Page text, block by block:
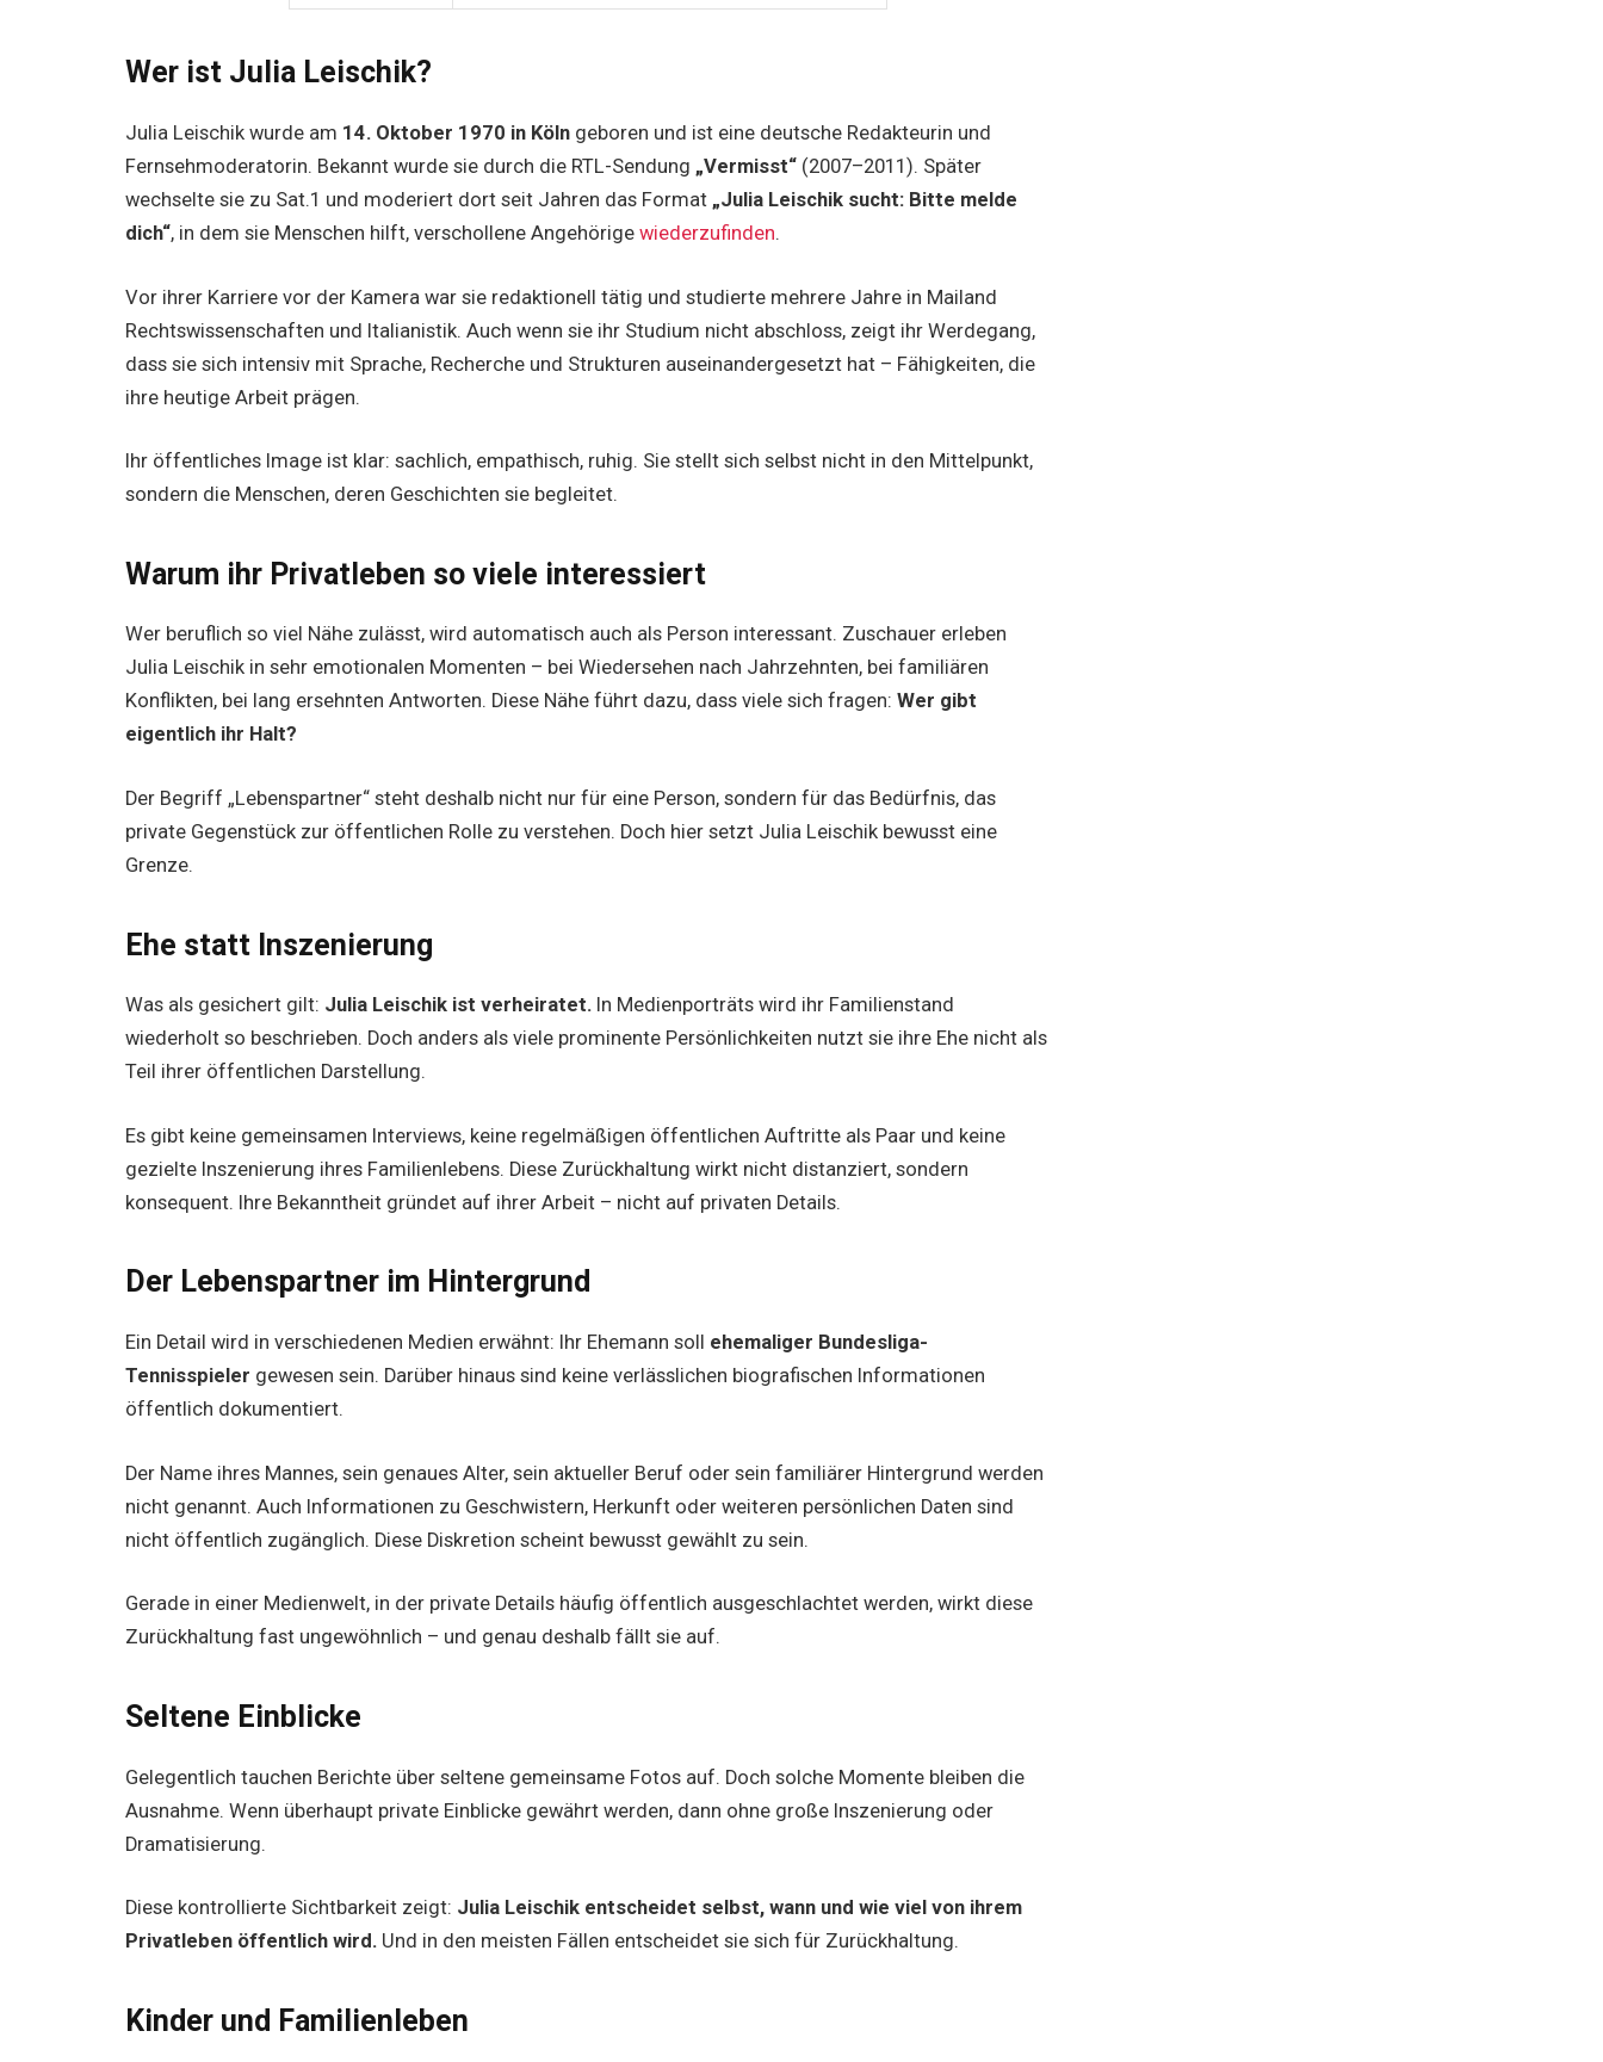
Wer ist Julia Leischik?
Julia Leischik wurde am 14. Oktober 1970 in Köln geboren und ist eine deutsche Redakteurin und
Fernsehmoderatorin. Bekannt wurde sie durch die RTL-Sendung „Vermisst“ (2007–2011). Später
wechselte sie zu Sat.1 und moderiert dort seit Jahren das Format „Julia Leischik sucht: Bitte melde
dich“, in dem sie Menschen hilft, verschollene Angehörigewiederzufinden.
Vor ihrer Karriere vor der Kamera war sie redaktionell tätig und studierte mehrere Jahre in Mailand
Rechtswissenschaften und Italianistik. Auch wenn sie ihr Studium nicht abschloss, zeigt ihr Werdegang,
dass sie sich intensiv mit Sprache, Recherche und Strukturen auseinandergesetzt hat – Fähigkeiten, die
ihre heutige Arbeit prägen.
Ihr öffentliches Image ist klar: sachlich, empathisch, ruhig. Sie stellt sich selbst nicht in den Mittelpunkt,
sondern die Menschen, deren Geschichten sie begleitet.
Warum ihr Privatleben so viele interessiert
Wer beruflich so viel Nähe zulässt, wird automatisch auch als Person interessant. Zuschauer erleben
Julia Leischik in sehr emotionalen Momenten – bei Wiedersehen nach Jahrzehnten, bei familiären
Konflikten, bei lang ersehnten Antworten. Diese Nähe führt dazu, dass viele sich fragen:Wer gibt
eigentlich ihr Halt?
Der Begriff „Lebenspartner“ steht deshalb nicht nur für eine Person, sondern für das Bedürfnis, das
private Gegenstück zur öffentlichen Rolle zu verstehen. Doch hier setzt Julia Leischik bewusst eine
Grenze.
Ehe statt Inszenierung
Was als gesichert gilt: Julia Leischik ist verheiratet. In Medienporträts wird ihr Familienstand
wiederholt so beschrieben. Doch anders als viele prominente Persönlichkeiten nutzt sie ihre Ehe nicht als
Teil ihrer öffentlichen Darstellung.
Es gibt keine gemeinsamen Interviews, keine regelmäßigen öffentlichen Auftritte als Paar und keine
gezielte Inszenierung ihres Familienlebens. Diese Zurückhaltung wirkt nicht distanziert, sondern
konsequent. Ihre Bekanntheit gründet auf ihrer Arbeit – nicht auf privaten Details.
Der Lebenspartner im Hintergrund
Ein Detail wird in verschiedenen Medien erwähnt: Ihr Ehemann soll ehemaliger Bundesliga-
Tennisspieler gewesen sein. Darüber hinaus sind keine verlässlichen biografischen Informationen
öffentlich dokumentiert.
Der Name ihres Mannes, sein genaues Alter, sein aktueller Beruf oder sein familiärer Hintergrund werden
nicht genannt. Auch Informationen zu Geschwistern, Herkunft oder weiteren persönlichen Daten sind
nicht öffentlich zugänglich. Diese Diskretion scheint bewusst gewählt zu sein.
Gerade in einer Medienwelt, in der private Details häufig öffentlich ausgeschlachtet werden, wirkt diese
Zurückhaltung fast ungewöhnlich – und genau deshalb fällt sie auf.
Seltene Einblicke
Gelegentlich tauchen Berichte über seltene gemeinsame Fotos auf. Doch solche Momente bleiben die
Ausnahme. Wenn überhaupt private Einblicke gewährt werden, dann ohne große Inszenierung oder
Dramatisierung.
Diese kontrollierte Sichtbarkeit zeigt: Julia Leischik entscheidet selbst, wann und wie viel von ihrem
Privatleben öffentlich wird. Und in den meisten Fällen entscheidet sie sich für Zurückhaltung.
Kinder und Familienleben